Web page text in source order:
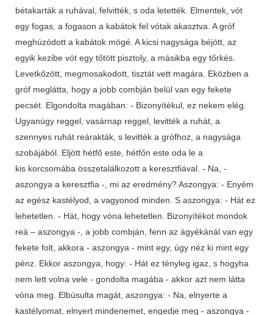
bétakarták a ruhával, felvitték, s oda letették. Elmentek, vót
egy fogas, a fogason a kabátok fel vótak akasztva. A gróf
meghúzódott a kabátok mögé. A kicsi nagysága béjött, az
egyik kezibe vót egy tőtött pisztoly, a másikba egy tőrkés.
Levetkőzött, megmosakodott, tisztát vett magára. Eközben a
gróf meglátta, hogy a jobb combján belül van egy fekete
pecsét. Elgondolta magában: - Bizonyítékul, ez nekem elég.
Ugyanúgy reggel, vasárnap reggel, levitték a ruhát, a
szennyes ruhát reárakták, s levitték a grófhoz, a nagysága
szobájából. Eljött hétfő este, hétfőn este oda le a
kis korcsomába összetalálkozott a keresztfiával. - Na, -
aszongya a keresztfia -, mi az eredmény? Aszongya: - Enyém
az egész kastélyod, a vagyonod minden. S aszongya: - Hát ez
lehetetlen. - Hát, hogy vóna lehetetlen. Bizonyítékot mondok
reá – aszongya -, a jobb combján, fenn az ágyékánál van egy
fekete folt, akkora - aszongya - mint egy, úgy néz ki mint egy
pénz. Ekkor aszongya, hogy: - Hát ez tényleg igaz, s hogyha
nem lett volna vele - gondolta magába - akkor azt nem látta
vóna meg. Elbúsulta magát, aszongya: - Na, elnyerte a
kastélyomat, elnyert mindenemet, engedje meg - aszongya -